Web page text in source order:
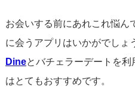
大人の恋愛では、相手との共
解が深まることが「付き合い
素になります。一緒にいる安
お会いする前にあれこれ悩ん
に会うアプリはいかがでしょ
Dineとバチェラーデートを利
はとてもおすすめです。